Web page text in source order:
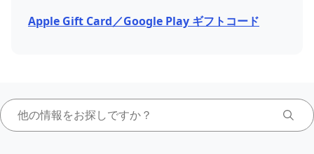
Apple Gift Card／Google Play ギフトコード